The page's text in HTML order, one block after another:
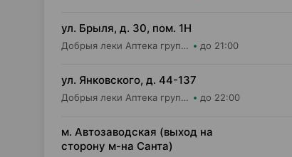
ул. Брыля, д. 30, пом. 1Н
Добрыя леки Аптека групп Центр ООО Аптека №25 до 21:00
ул. Янковского, д. 44-137
Добрыя леки Аптека групп Центр ООО Аптека №56 до 22:00
м. Автозаводская (выход на
сторону м-на Санта)